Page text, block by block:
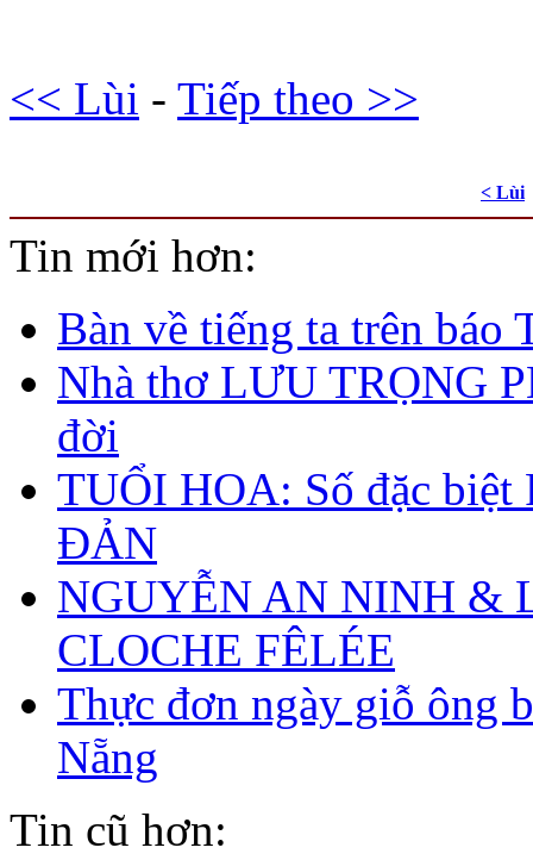
<< Lùi - Tiếp theo >>
< Lùi
Tin mới hơn:
Bàn về tiếng ta trên báo
Nhà thơ LƯU TRỌNG
đời
TUỔI HOA: Số đặc biệt
ĐẢN
NGUYỄN AN NINH &
CLOCHE FÊLÉE
Thực đơn ngày giỗ ông
Nẵng
Tin cũ hơn: